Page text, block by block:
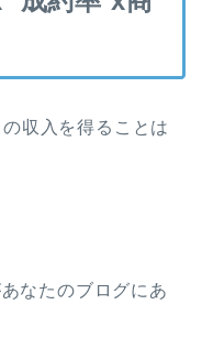
収入を得ることは
なたのブログにあ